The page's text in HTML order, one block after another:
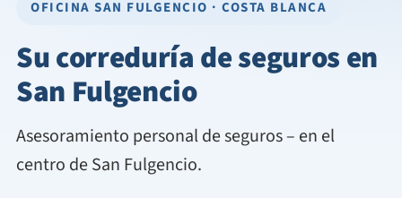
OFICINA SAN FULGENCIO · COSTA BLANCA
Su correduría de seguros en
San Fulgencio
Asesoramiento personal de seguros – en el
centro de San Fulgencio.